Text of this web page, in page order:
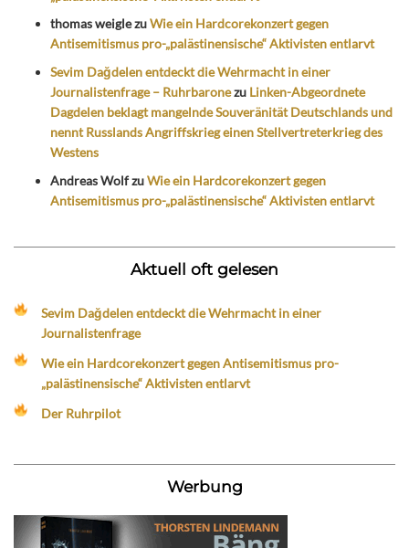
thomas weiglezuWie ein Hardcorekonzert gegen
Antisemitismus pro-„palästinensische“ Aktivisten entlarvt
Sevim Dağdelen entdeckt die Wehrmacht in einer
Journalistenfrage – Ruhrbaronezu Linken-Abgeordnete
Dagdelen beklagt mangelnde Souveränität Deutschlands und
nennt Russlands Angriffskrieg einen Stellvertreterkrieg des
Westens
Andreas WolfzuWie ein Hardcorekonzert gegen
Antisemitismus pro-„palästinensische“ Aktivisten entlarvt
Aktuell oft gelesen
Sevim Dağdelen entdeckt die Wehrmacht in einer
Journalistenfrage
Wie ein Hardcorekonzert gegen Antisemitismus pro-
„palästinensische“ Aktivisten entlarvt
Der Ruhrpilot
Werbung